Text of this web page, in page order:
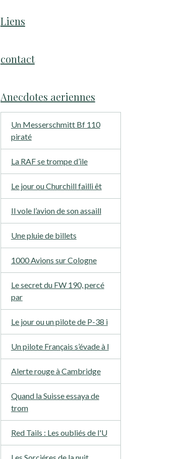
Liens
contact
Anecdotes aeriennes
Un Messerschmitt Bf 110
piraté
La RAF se trompe d’ile
Le jour ou Churchill failli êt
Il vole l’avion de son assaill
Une pluie de billets
1000 Avions sur Cologne
Le secret du FW 190, percé
par
Le jour ou un pilote de P-38 i
Un pilote Français s’évade à l
Alerte rouge à Cambridge
Quand la Suisse essaya de
trom
Red Tails : Les oubliés de l'U